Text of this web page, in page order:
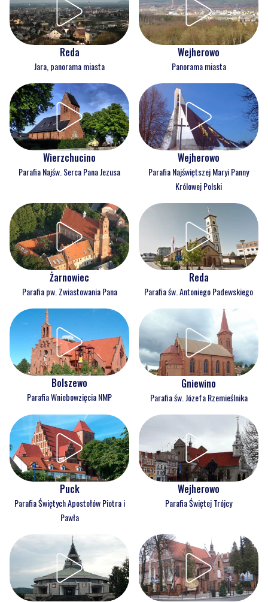
Reda
Jara, panorama miasta
Wejherowo
Panorama miasta
Wierzchucino
Parafia Najśw. Serca Pana Jezusa
Wejherowo
Parafia Najświętszej Maryi Panny
Królowej Polski
Żarnowiec
Parafia pw. Zwiastowania Pana
Reda
Parafia św. Antoniego Padewskiego
Bolszewo
Parafia Wniebowzięcia NMP
Gniewino
Parafia św. Józefa Rzemieślnika
Puck
Parafia Świętych Apostołów Piotra i
Pawła
Wejherowo
Parafia Świętej Trójcy